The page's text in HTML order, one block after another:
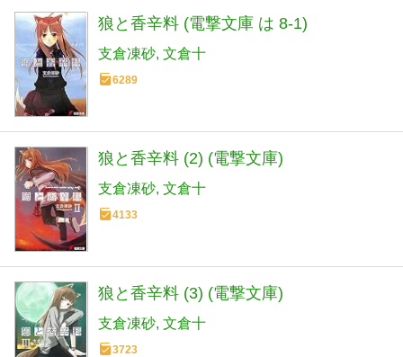
狼と香辛料 (電撃文庫 は 8-1)
支倉凍砂 文倉十
6289
狼と香辛料 (2) (電撃文庫)
支倉凍砂 文倉十
4133
狼と香辛料 (3) (電撃文庫)
支倉凍砂 文倉十
3723